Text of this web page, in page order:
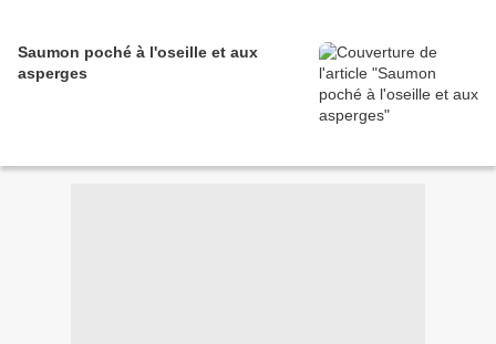
Saumon poché à l'oseille et aux
asperges